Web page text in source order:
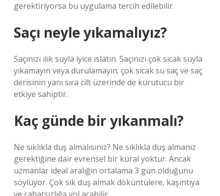
gerektiriyorsa bu uygulama tercih edilebilir.
Saçı neyle yıkamalıyız?
Saçınızı ılık suyla iyice ıslatın. Saçınızı çok sıcak suyla
yıkamayın veya durulamayın; çok sıcak su saç ve saç
derisinin yanı sıra cilt üzerinde de kurutucu bir
etkiye sahiptir.
Kaç günde bir yıkanmalı?
Ne sıklıkla duş almalısınız? Ne sıklıkla duş almanız
gerektiğine dair evrensel bir kural yoktur. Ancak
uzmanlar ideal aralığın ortalama 3 gün olduğunu
söylüyor. Çok sık duş almak döküntülere, kaşıntıya